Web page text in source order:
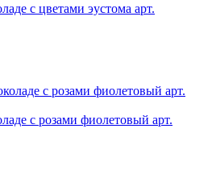
с цветами эустома арт.
с розами фиолетовый арт.